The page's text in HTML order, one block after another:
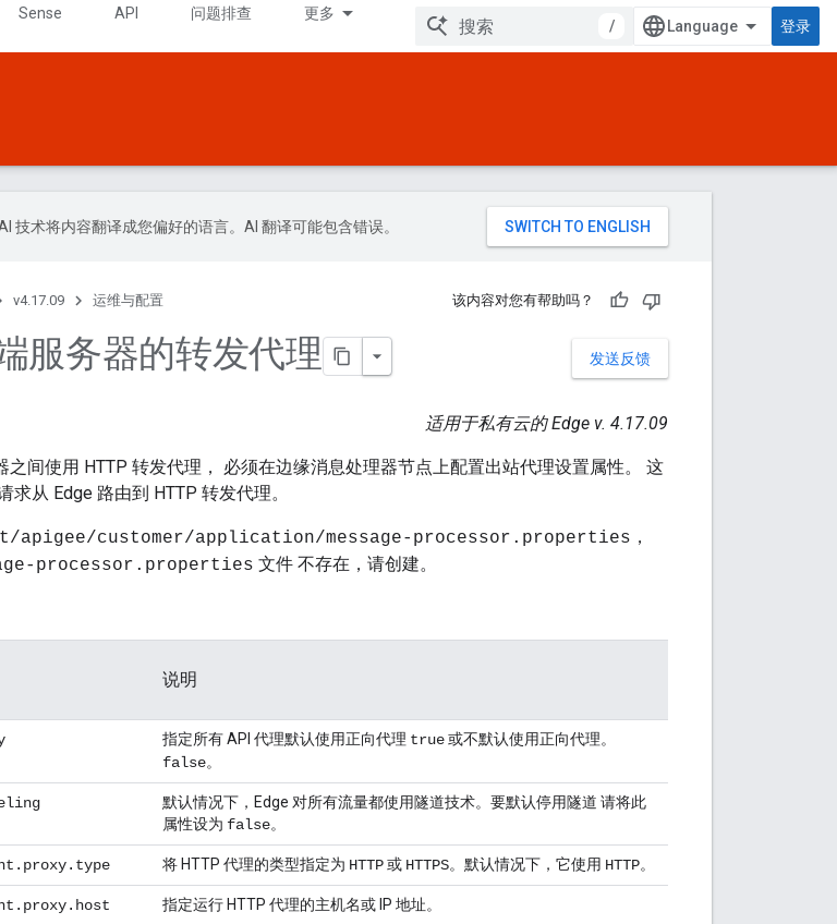
Sense API 问题排查 更多
/ 登录
技术将内容翻译成您偏好的语言。AI 翻译可能包含错误。
v4.17.09 运维与配置 该内容对您有帮助吗？
发送反馈
服务器的转发代理
适用于私有云的 Edge v. 4.17.09
之间使用 HTTP 转发代理， 必须在边缘消息处理器节点上配置出站代理设置属性。 这
从 Edge 路由到 HTTP 转发代理。
apigee/customer/application/message-processor.properties ，
processor.properties 文件 不存在，请创建。
说明
指定所有 API 代理默认使用正向代理 true或不默认使用正向代理。
false。
默认情况下，Edge 对所有流量都使用隧道技术。要默认停用隧道 请将此
属性设为 false。
将 HTTP 代理的类型指定为 HTTP或 HTTPS。默认情况下，它使用 HTTP。
指定运行 HTTP 代理的主机名或 IP 地址。